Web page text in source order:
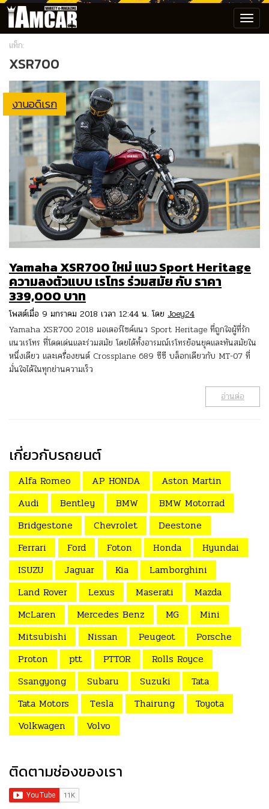
แท็ก:
XSR700
งานอดิเรก
Yamaha XSR700 ใหม่ แนว Sport Heritage
ความลงตัวแบบ เรโทร ร่วมสมัย กับ ราคา
339,000 บาท
โพสต์เมื่อ 9 มกราคม 2018 เวลา 12:44 น. โดย Joey24
Yamaha XSR700 2018 มอเตอร์ไซค์แนว Sport Heritage ที่ถูกใจผู้ที่รัก
แนวเรโทร ที่โดดเด่นและร่วมสมัย โดยได้ทั้งอารมณ์เรโทรย้อนยุคและทันสมัยใน
หนึ่งเดียว และเครื่องยนต์ Crossplane 689 ซีซี บล็อกเดียวกับ MT-07 ที่
มั่นใจได้ในทุกย่านความเร็ว
อ่านต่อ
เกี่ยวกับรถยนต์
Alfa Romeo AP HONDA
Aston Martin
Audi
Bentley BMW
BMW Motorrad
Bridgestone
Chevrolet
Deestone
Ferrari
Ford Foton Honda
Hyundai
ISUZU
Jaguar Kia
Lamborghini
Land Rover
Lexus Maserati
Mazda
McLaren
Mercedes Benz MG
Mini
Mitsubishi
Nissan Peugeot
Porsche
Proton
ptt PTTOR
Rolls Royce
Ssangyong
Subaru Suzuki
Tata
Tata Motors
Tesla Thairung
Toyota
Volkwagen
Volvo
ติดตามช่องของเรา